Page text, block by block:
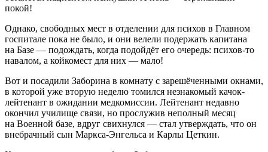
покой!
Однако, свободных мест в отделении для психов в Главном
госпитале пока не было, и они велели подержать капитана
на Базе — подождать, когда подойдёт его очередь: психов-то
навалом, а койкомест для них — мало!
Вот и посадили Заборина в комнату с зарешёченными окнами,
в которой уже вторую неделю томился незнакомый качок-
лейтенант в ожидании медкомиссии. Лейтенант недавно
окончил училище связи, но прослужив неполный месяц
на Военной базе, вдруг свихнулся — стал утверждать, что он
внебрачный сын Маркса-Энгельса и Карлы Цеткин.